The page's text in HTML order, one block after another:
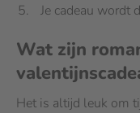
Je cadeau wordt
Wat zijn
Het is altijd leuk om